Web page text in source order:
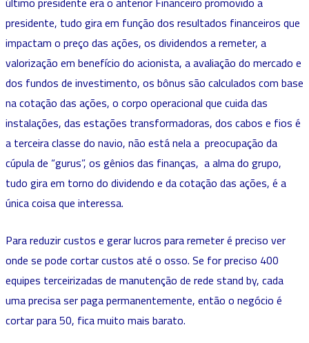
presidente, tudo gira em função dos resultados financeiros que
impactam o preço das ações, os dividendos a remeter, a
valorização em benefício do acionista, a avaliação do mercado e
dos fundos de investimento, os bônus são calculados com base
na cotação das ações, o corpo operacional que cuida das
instalações, das estações transformadoras, dos cabos e fios é
a terceira classe do navio, não está nela a preocupação da
cúpula de “gurus”, os gênios das finanças, a alma do grupo,
tudo gira em torno do dividendo e da cotação das ações, é a
única coisa que interessa.
Para reduzir custos e gerar lucros para remeter é preciso ver
onde se pode cortar custos até o osso. Se for preciso 400
equipes terceirizadas de manutenção de rede stand by, cada
uma precisa ser paga permanentemente, então o negócio é
cortar para 50, fica muito mais barato.